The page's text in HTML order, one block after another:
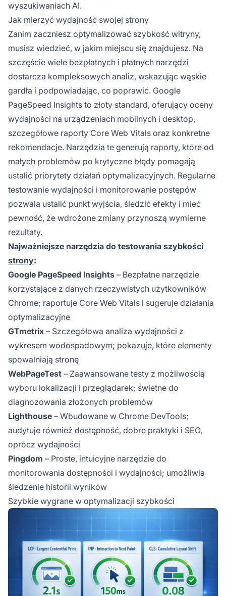
wyszukiwaniach AI.
Jak mierzyć wydajność swojej strony
Zanim zaczniesz optymalizować szybkość witryny,
musisz wiedzieć, w jakim miejscu się znajdujesz. Na
szczęście wiele bezpłatnych i płatnych narzędzi
dostarcza kompleksowych analiz, wskazując wąskie
gardła i podpowiadając, co poprawić. Google
PageSpeed Insights to złoty standard, oferujący oceny
wydajności na urządzeniach mobilnych i desktop,
szczegółowe raporty Core Web Vitals oraz konkretne
rekomendacje. Narzędzia te generują raporty, które od
małych problemów po krytyczne błędy pomagają
ustalić priorytety działań optymalizacyjnych. Regularne
testowanie wydajności i monitorowanie postępów
pozwala ustalić punkt wyjścia, śledzić efekty i mieć
pewność, że wdrożone zmiany przynoszą wymierne
rezultaty.
Najważniejsze narzędzia do testowania szybkości
strony:
Google PageSpeed Insights – Bezpłatne narzędzie
korzystające z danych rzeczywistych użytkowników
Chrome; raportuje Core Web Vitals i sugeruje działania
optymalizacyjne
GTmetrix – Szczegółowa analiza wydajności z
wykresem wodospadowym; pokazuje, które elementy
spowalniają stronę
WebPageTest – Zaawansowane testy z możliwością
wyboru lokalizacji i przeglądarek; świetne do
diagnozowania złożonych problemów
Lighthouse – Wbudowane w Chrome DevTools;
audytuje również dostępność, dobre praktyki i SEO,
oprócz wydajności
Pingdom – Proste, intuicyjne narzędzie do
monitorowania dostępności i wydajności; umożliwia
śledzenie historii wyników
Szybkie wygrane w optymalizacji szybkości